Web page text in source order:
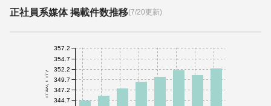
正社員系媒体 掲載件数推移(7/20更新)
件数(千件)
344.7
347.2
349.7
352.2
354.7
357.2